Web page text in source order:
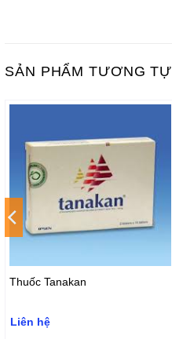
SẢN PHẨM TƯƠNG TỰ
Thuốc Tanakan
Liên hệ